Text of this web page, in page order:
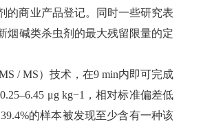
的商业产品登记。同时一些研究表
烟碱类杀虫剂的最大残留限量的定
/ MS）技术，在9 min内即可完成
μg kg−1，相对标准偏差低
的样本被发现至少含有一种该